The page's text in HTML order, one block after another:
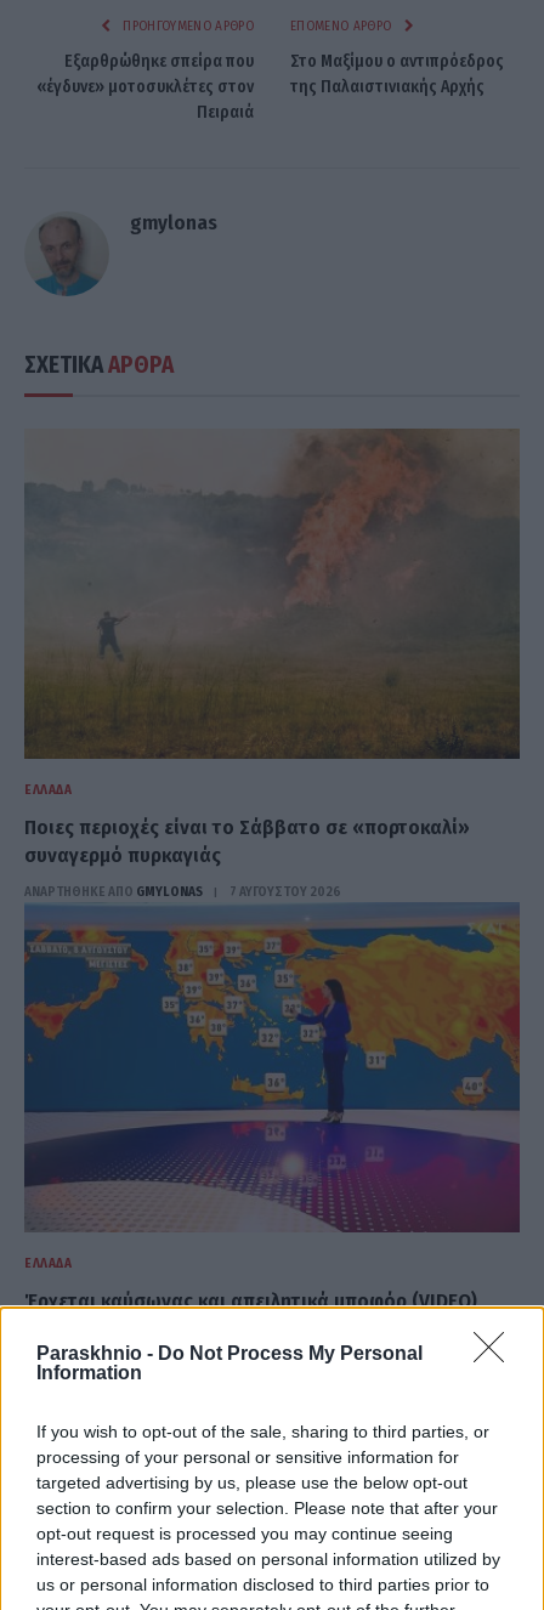
Paraskhnio - Do Not Process My Personal
Information
If you wish to opt-out of the sale, sharing to third parties, or
processing of your personal or sensitive information for
targeted advertising by us, please use the below opt-out
section to confirm your selection. Please note that after your
opt-out request is processed you may continue seeing
interest-based ads based on personal information utilized by
us or personal information disclosed to third parties prior to
ΠΡΟΗΓΟΎΜΕΝΟ ΆΡΘΡΟ
Εξαρθρώθηκε σπείρα που
«έγδυνε» μοτοσυκλέτες στον
Πειραιά
ΕΠΌΜΕΝΟ ΆΡΘΡΟ
Στο Μαξίμου ο αντιπρόεδρος
της Παλαιστινιακής Αρχής
gmylonas
ΣΧΕΤΙΚΑΑΡΘΡΑ
ΕΛΛΆΔΑ
Ποιες περιοχές είναι το Σάββατο σε «πορτοκαλί»
συναγερμό πυρκαγιάς
ΑΝΑΡΤΗΘΗΚΕ ΑΠΟ GMYLONAS 7 ΑΥΓΟΎΣΤΟΥ 2026
ΕΛΛΆΔΑ
Έρχεται καύσωνας και απειλητικά μποφόρ (VIDEO)